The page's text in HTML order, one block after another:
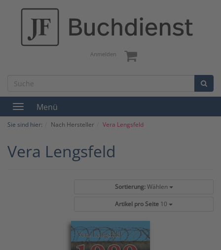
Anmelden
Toggle
navigation
Menü
Sie sind hier: Nach Hersteller Vera Lengsfeld
Vera Lengsfeld
Sortierung: Wählen
Artikel pro Seite 10